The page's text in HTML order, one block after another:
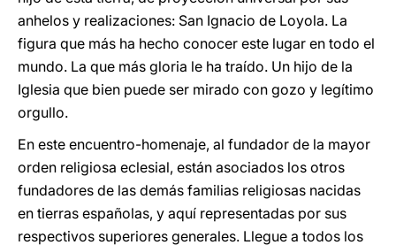
anhelos y realizaciones: San Ignacio de Loyola. La
figura que más ha hecho conocer este lugar en todo el
mundo. La que más gloria le ha traído. Un hijo de la
Iglesia que bien puede ser mirado con gozo y legítimo
orgullo.
En este encuentro-homenaje, al fundador de la mayor
orden religiosa eclesial, están asociados los otros
fundadores de las demás familias religiosas nacidas
en tierras españolas, y aquí representadas por sus
respectivos superiores generales. Llegue a todos los